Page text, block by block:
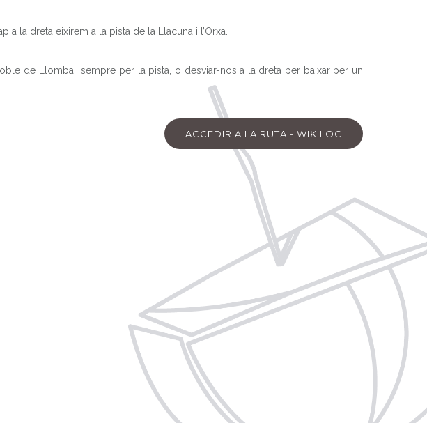
a la dreta eixirem a la pista de la Llacuna i l’Orxa.
de Llombai, sempre per la pista, o desviar-nos a la dreta per baixar per un
ACCEDIR A LA RUTA - WIKILOC